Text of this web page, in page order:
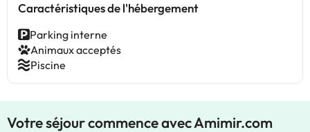
Caractéristiques de l'hébergement
Parking interne
Animaux acceptés
Piscine
Votre séjour commence avec Amimir.com